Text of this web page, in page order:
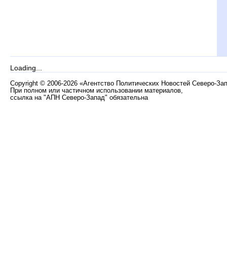
Loading...
Copyright © 2006-2026 «Агентство Политических Новостей Северо-
При полном или частичном использовании материалов,
ссылка на "АПН Северо-Запад" обязательна